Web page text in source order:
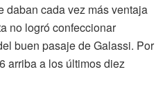
daban cada vez más ventaja
no logró confeccionar
buen pasaje de Galassi. Por
arriba a los últimos diez